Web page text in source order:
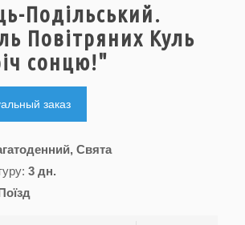
Подільський.
Повітряних Куль
сонцю!"
заказ
Свята
3 дн.